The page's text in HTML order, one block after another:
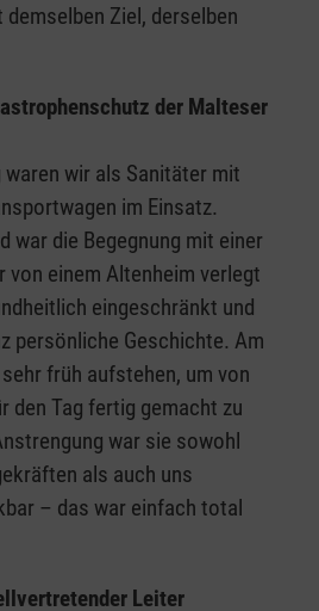
Ziel, derselben
der Malteser
waren wir als Sanitäter mit
im Einsatz.
war die Begegnung mit einer
von einem Altenheim verlegt
eingeschränkt und
persönliche Geschichte. Am
früh aufstehen, um von
den Tag fertig gemacht zu
war sie sowohl
als auch uns
– das war einfach total
Leiter